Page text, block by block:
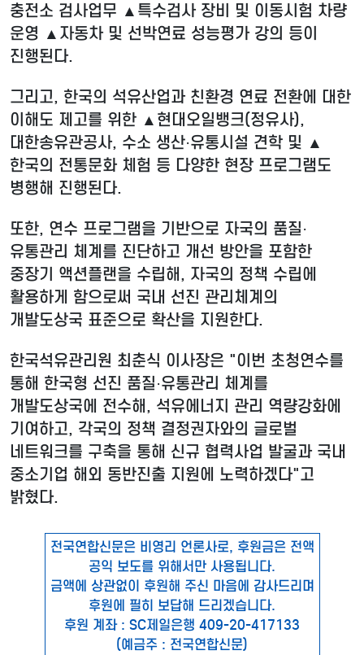
충전소 검사업무 ▲특수검사 장비 및 이동시험 차량
운영 ▲자동차 및 선박연료 성능평가 강의 등이
진행된다.
그리고, 한국의 석유산업과 친환경 연료 전환에 대한
이해도 제고를 위한 ▲현대오일뱅크(정유사),
대한송유관공사, 수소 생산·유통시설 견학 및 ▲
한국의 전통문화 체험 등 다양한 현장 프로그램도
병행해 진행된다.
또한, 연수 프로그램을 기반으로 자국의 품질·
유통관리 체계를 진단하고 개선 방안을 포함한
중장기 액션플랜을 수립해, 자국의 정책 수립에
활용하게 함으로써 국내 선진 관리체계의
개발도상국 표준으로 확산을 지원한다.
한국석유관리원 최춘식 이사장은 "이번 초청연수를
통해 한국형 선진 품질·유통관리 체계를
개발도상국에 전수해, 석유에너지 관리 역량강화에
기여하고, 각국의 정책 결정권자와의 글로벌
네트워크를 구축을 통해 신규 협력사업 발굴과 국내
중소기업 해외 동반진출 지원에 노력하겠다"고
밝혔다.
전국연합신문은 비영리 언론사로, 후원금은 전액
공익 보도를 위해서만 사용됩니다.
금액에 상관없이 후원해 주신 마음에 감사드리며
후원에 필히 보답해 드리겠습니다.
후원 계좌 : SC제일은행 409-20-417133
(예금주 : 전국연합신문)